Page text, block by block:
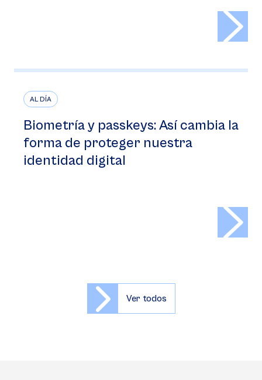
AL DÍA
Biometría y passkeys: Así cambia la
forma de proteger nuestra
identidad digital
Ver todos